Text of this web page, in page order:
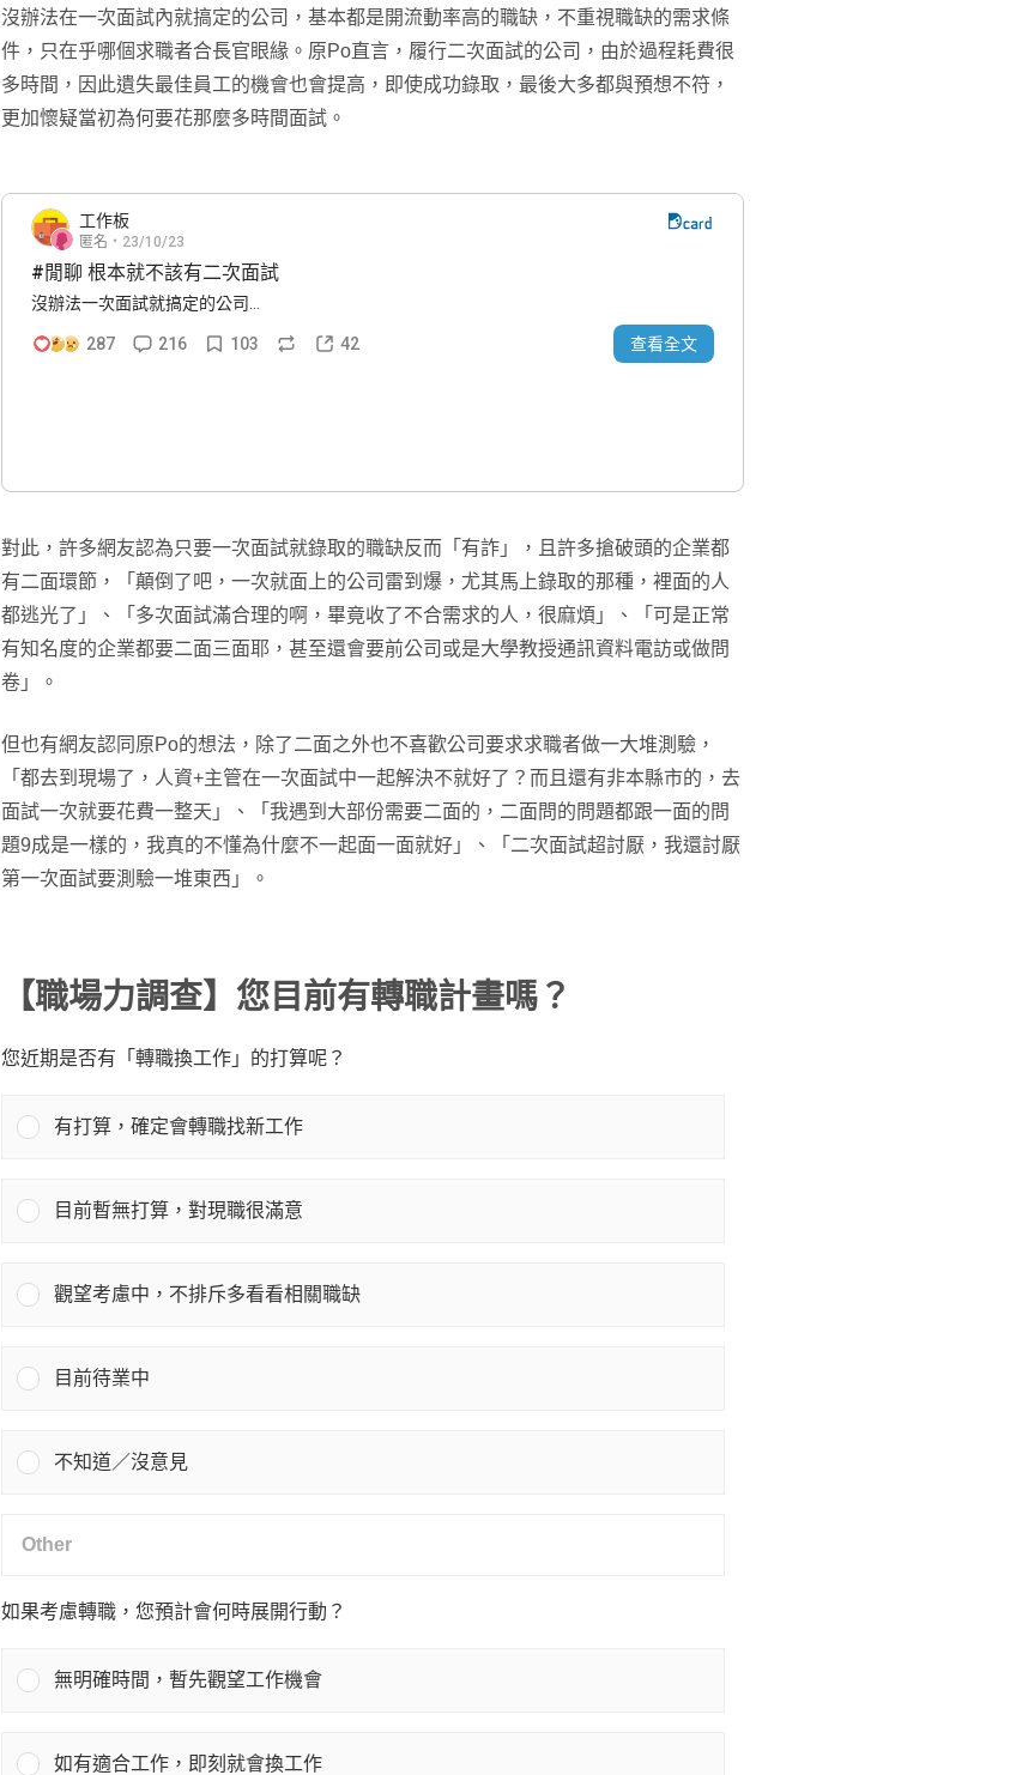
沒辦法在一次面試內就搞定的公司，基本都是開流動率高的職缺，不重視職缺的需求條
件，只在乎哪個求職者合長官眼緣。原Po直言，履行二次面試的公司，由於過程耗費很
多時間，因此遺失最佳員工的機會也會提高，即使成功錄取，最後大多都與預想不符，
更加懷疑當初為何要花那麼多時間面試。
對此，許多網友認為只要一次面試就錄取的職缺反而「有詐」，且許多搶破頭的企業都
有二面環節，「顛倒了吧，一次就面上的公司雷到爆，尤其馬上錄取的那種，裡面的人
都逃光了」、「多次面試滿合理的啊，畢竟收了不合需求的人，很麻煩」、「可是正常
有知名度的企業都要二面三面耶，甚至還會要前公司或是大學教授通訊資料電訪或做問
卷」。
但也有網友認同原Po的想法，除了二面之外也不喜歡公司要求求職者做一大堆測驗，
「都去到現場了，人資+主管在一次面試中一起解決不就好了？而且還有非本縣市的，去
面試一次就要花費一整天」、「我遇到大部份需要二面的，二面問的問題都跟一面的問
題9成是一樣的，我真的不懂為什麼不一起面一面就好」、「二次面試超討厭，我還討厭
第一次面試要測驗一堆東西」。
【職場力調查】您目前有轉職計畫嗎？
您近期是否有「轉職換工作」的打算呢？
有打算，確定會轉職找新工作
目前暫無打算，對現職很滿意
觀望考慮中，不排斥多看看相關職缺
目前待業中
不知道／沒意見
如果考慮轉職，您預計會何時展開行動？
無明確時間，暫先觀望工作機會
如有適合工作，即刻就會換工作